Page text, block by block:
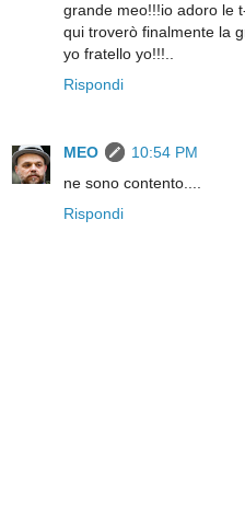
grande meo!!!io adoro le
qui troverò finalmente la
yo fratello yo!!!..
Rispondi
MEO
10:54 PM
ne sono contento....
Rispondi